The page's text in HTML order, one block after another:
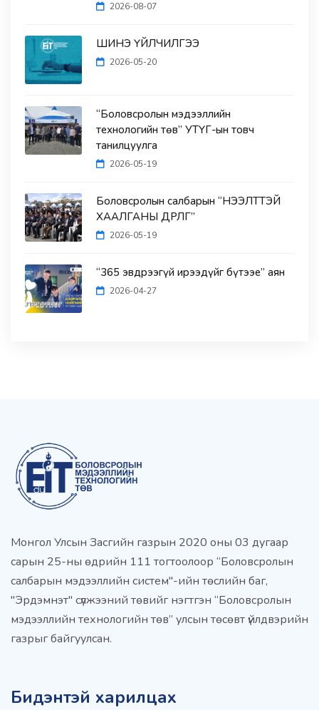
2026-08-07
ШИНЭ ҮЙЛЧИЛГЭЭ
2026-05-20
“Боловсролын мэдээллийн
технологийн төв” УТҮГ-ын товч
танилцуулга
2026-05-19
Боловсролын салбарын “НЭЭЛТТЭЙ
ХААЛГАНЫ ӨДӨРЛӨГ”
2026-05-19
“365 эвдрээгүй ирээдүйг бүтээе” аян
2026-04-27
Монгол Улсын Засгийн газрын 2020 оны 03 дугаар
сарын 25-ны өдрийн 111 тогтоолоор “Боловсролын
салбарын мэдээллийн систем"-ийн төслийн баг,
"Эрдэмнэт" сүлжээний төвийг нэгтгэн “Боловсролын
мэдээллийн технологийн төв” улсын төсөвт үйлдвэрийн
газрыг байгуулсан.
Бидэнтэй харилцах